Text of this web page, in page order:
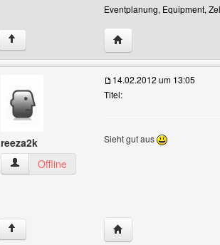
Eventplanung, Equipment,
↑ Website dieses
reeza2k
reeza2k Benutzer-Profile anzeigen
Offline
14.02.2012 um 13:05
Titel:
Sieht gut aus
↑ Website dieses